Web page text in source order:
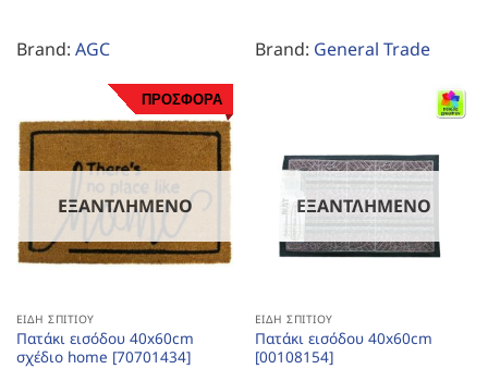
Brand: AGC Brand: General Trade
ΠΡΟΣΦΟΡΑ
ΕΞΑΝΤΛΗΜΈΝΟ
ΕΊΔΗ ΣΠΙΤΙΟΎ
Πατάκι εισόδου 40x60cm
σχέδιο home [70701434]
ΕΞΑΝΤΛΗΜΈΝΟ
ΕΊΔΗ ΣΠΙΤΙΟΎ
Πατάκι εισόδου 40x60cm
[00108154]